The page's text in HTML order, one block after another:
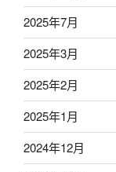
2025年7月
2025年3月
2025年2月
2025年1月
2024年12月